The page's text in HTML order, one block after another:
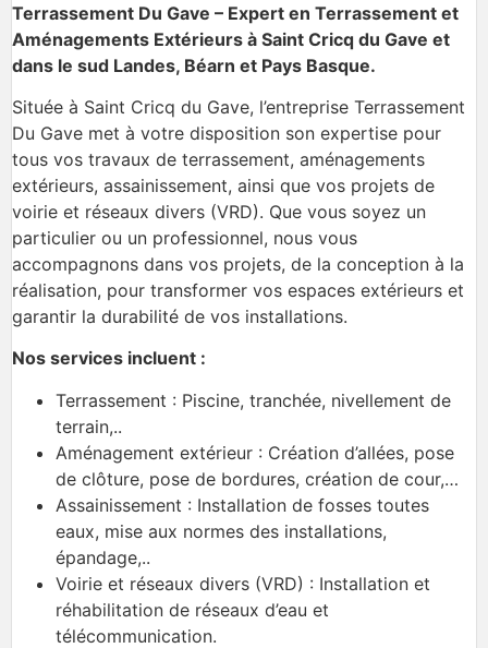
Terrassement Du Gave – Expert en Terrassement et
Aménagements Extérieurs à Saint Cricq du Gave et
dans le sud Landes, Béarn et Pays Basque.
Située à Saint Cricq du Gave, l’entreprise Terrassement
Du Gave met à votre disposition son expertise pour
tous vos travaux de terrassement, aménagements
extérieurs, assainissement, ainsi que vos projets de
voirie et réseaux divers (VRD). Que vous soyez un
particulier ou un professionnel, nous vous
accompagnons dans vos projets, de la conception à la
réalisation, pour transformer vos espaces extérieurs et
garantir la durabilité de vos installations.
Nos services incluent :
Terrassement : Piscine, tranchée, nivellement de
terrain,..
Aménagement extérieur : Création d’allées, pose
de clôture, pose de bordures, création de cour,…
Assainissement : Installation de fosses toutes
eaux, mise aux normes des installations,
épandage,..
Voirie et réseaux divers (VRD) : Installation et
réhabilitation de réseaux d’eau et
télécommunication.